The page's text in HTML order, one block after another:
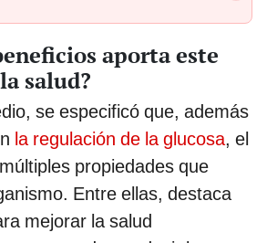
aporta este
salud?
se especificó que, además
la regulación de la glucosa, el
propiedades que
Entre ellas, destaca
mejorar la salud